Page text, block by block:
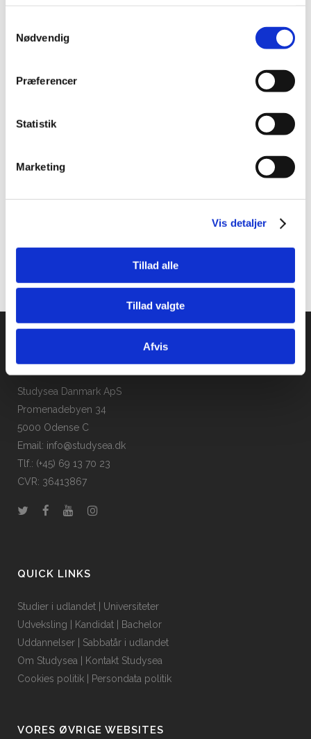
Nødvendig
Præferencer
Statistik
Marketing
Vis detaljer
Tillad alle
Tillad valgte
Afvis
Vi sender dig gerne en budgetskabelon. Skabelonen kan give
dig et overblik over eventuelle indtægter og de udgifter du
kan forvente igennem dit uddannelsesforløb. Når du har
legatansøgninger. Kontakt os for en budgetskabelon.
Udfold den relevante sektion forneden for mere information
Hel uddannelse på kandidatniveau
Studysea Danmark ApS
Promenadebyen 34
5000 Odense C
Email: info@studysea.dk
Tlf.: (+45) 69 13 70 23
CVR: 36413867
QUICK LINKS
Studier i udlandet
Universiteter
Udveksling
Kandidat
Bachelor
Uddannelser
Sabbatår i udlandet
Om Studysea
Kontakt Studysea
Cookies politik
Persondata politik
VORES ØVRIGE WEBSITES